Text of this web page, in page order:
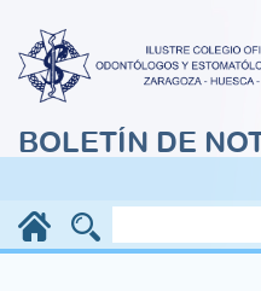
BOLETÍN DE